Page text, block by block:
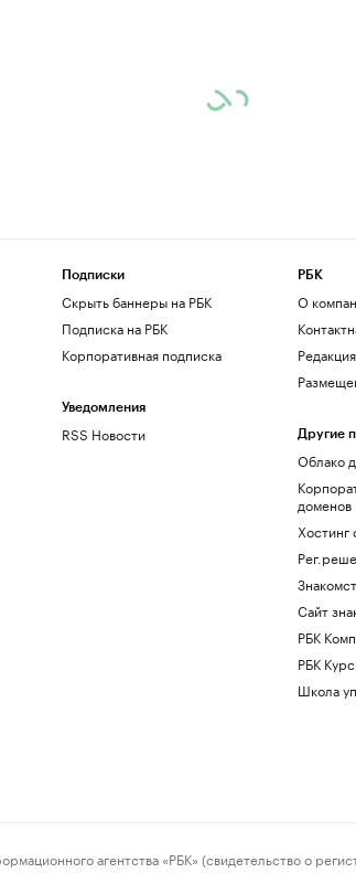
Подписки
Скрыть баннеры на РБК
Подписка на РБК
Корпоративная подписка
Уведомления
RSS Новости
РБК
О
Редакция
Другие
Облако
доменов
Хостинг
Сайт
РБК
РБК
Школа
агентства «РБК» (свидетельство о